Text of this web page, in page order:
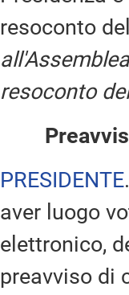
resoconto
resoconto
PRESIDENTE
aver luogo
elettronico,
preavviso di